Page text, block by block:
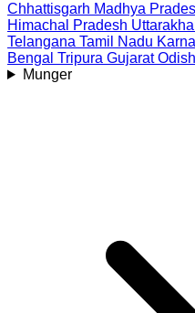
Chhattisgarh Madhya
Himachal Pradesh
Telangana Tamil Nadu
Bengal Tripura Gujarat
Munger